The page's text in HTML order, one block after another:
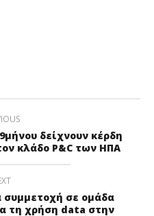
δείχνουν κέρδη
κλάδο P&C των ΗΠΑ
συμμετοχή σε ομάδα
τη χρήση data στην